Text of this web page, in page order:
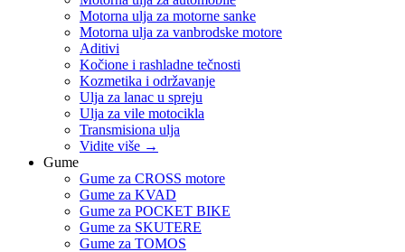
Motorna ulja za motorne sanke
Motorna ulja za vanbrodske motore
Aditivi
Kočione i rashladne tečnosti
Kozmetika i održavanje
Ulja za lanac u spreju
Ulja za vile motocikla
Transmisiona ulja
Vidite više →
Gume
Gume za CROSS motore
Gume za KVAD
Gume za POCKET BIKE
Gume za SKUTERE
Gume za TOMOS